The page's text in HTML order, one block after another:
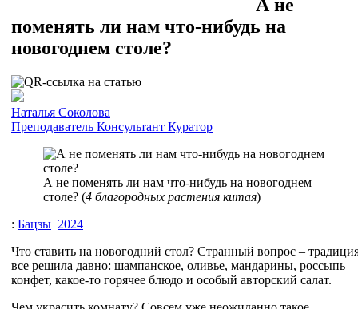
А не
поменять ли нам что-нибудь на
новогоднем столе?
Наталья Соколова
Преподаватель Консультант Куратор
А не поменять ли нам что-нибудь на новогоднем
столе? (4 благородных растения китая)
: Бацзы 2024
Что ставить на новогодний стол? Странный вопрос –
все решила давно: шампанское, оливье, мандарины, россыпь
конфет, какое-то горячее блюдо и особый авторский салат.